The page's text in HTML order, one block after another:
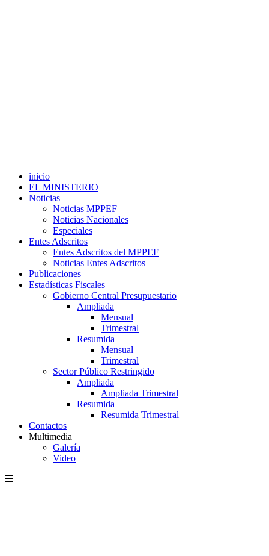
inicio
EL MINISTERIO
Noticias
Noticias MPPEF
Noticias Nacionales
Especiales
Entes Adscritos
Entes Adscritos del MPPEF
Noticias Entes Adscritos
Publicaciones
Estadísticas Fiscales
Gobierno Central Presupuestario
Ampliada
Mensual
Trimestral
Resumida
Mensual
Trimestral
Sector Público Restringido
Ampliada
Ampliada Trimestral
Resumida
Resumida Trimestral
Contactos
Multimedia
Galería
Video